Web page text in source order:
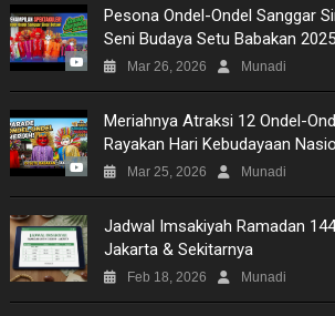
Pesona Ondel-Ondel Sanggar
Seni Budaya Setu Babakan 2025
Mar 26, 2026 Munadi
Meriahnya Atraksi 12 Ondel-
Rayakan Hari Kebudayaan
Mar 25, 2026 Munadi
Jadwal Imsakiyah Ramadan
Jakarta & Sekitarnya
Feb 18, 2026 Munadi